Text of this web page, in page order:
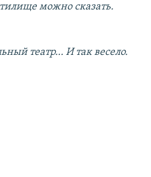
можно сказать.
театр… И так весело.